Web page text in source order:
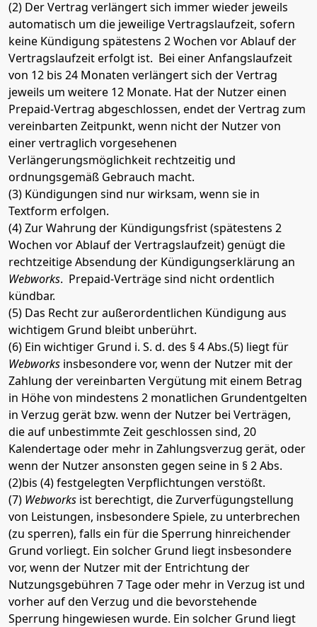
(2) Der Vertrag verlängert sich immer wieder jeweils
automatisch um die jeweilige Vertragslaufzeit, sofern
keine Kündigung spätestens 2 Wochen vor Ablauf der
Vertragslaufzeit erfolgt ist. Bei einer Anfangslaufzeit
von 12 bis 24 Monaten verlängert sich der Vertrag
jeweils um weitere 12 Monate. Hat der Nutzer einen
Prepaid-Vertrag abgeschlossen, endet der Vertrag zum
vereinbarten Zeitpunkt, wenn nicht der Nutzer von
einer vertraglich vorgesehenen
Verlängerungsmöglichkeit rechtzeitig und
ordnungsgemäß Gebrauch macht.
(3) Kündigungen sind nur wirksam, wenn sie in
Textform erfolgen.
(4) Zur Wahrung der Kündigungsfrist (spätestens 2
Wochen vor Ablauf der Vertragslaufzeit) genügt die
rechtzeitige Absendung der Kündigungserklärung an
Webworks. Prepaid-Verträge sind nicht ordentlich
kündbar.
(5) Das Recht zur außerordentlichen Kündigung aus
wichtigem Grund bleibt unberührt.
(6) Ein wichtiger Grund i. S. d. des § 4 Abs.(5) liegt für
Webworks insbesondere vor, wenn der Nutzer mit der
Zahlung der vereinbarten Vergütung mit einem Betrag
in Höhe von mindestens 2 monatlichen Grundentgelten
in Verzug gerät bzw. wenn der Nutzer bei Verträgen,
die auf unbestimmte Zeit geschlossen sind, 20
Kalendertage oder mehr in Zahlungsverzug gerät, oder
wenn der Nutzer ansonsten gegen seine in § 2 Abs.
(2)bis (4) festgelegten Verpflichtungen verstößt.
(7) Webworks ist berechtigt, die Zurverfügungstellung
von Leistungen, insbesondere Spiele, zu unterbrechen
(zu sperren), falls ein für die Sperrung hinreichender
Grund vorliegt. Ein solcher Grund liegt insbesondere
vor, wenn der Nutzer mit der Entrichtung der
Nutzungsgebühren 7 Tage oder mehr in Verzug ist und
vorher auf den Verzug und die bevorstehende
Sperrung hingewiesen wurde. Ein solcher Grund liegt